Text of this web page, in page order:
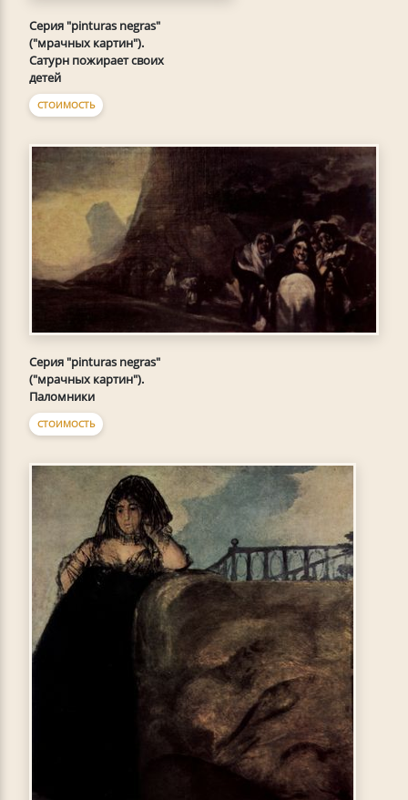
Серия "pinturas negras"
("мрачных картин").
Сатурн пожирает своих
детей
СТОИМОСТЬ
Серия "pinturas negras"
("мрачных картин").
Паломники
СТОИМОСТЬ